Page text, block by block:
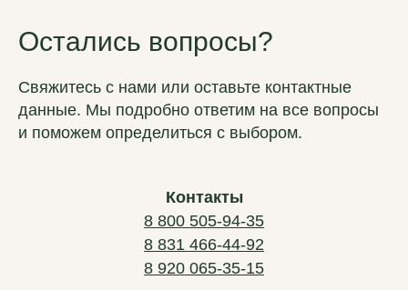
Остались вопросы?
Свяжитесь с нами или оставьте контактные
данные. Мы подробно ответим на все вопросы
и поможем определиться с выбором.
Контакты
8 800 505-94-35
8 831 466-44-92
8 920 065-35-15